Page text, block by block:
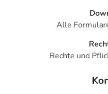
Alle
Rechte und